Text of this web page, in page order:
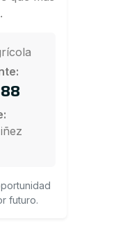
futuro.